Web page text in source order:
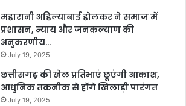
महारानी अहिल्याबाई होलकर ने समाज में
प्रशासन, न्याय और जनकल्याण की
अनुकरणीय…
July 19, 2025
छत्तीसगढ़ की खेल प्रतिभाएं छूएंगी आकाश,
आधुनिक तकनीक से होंगे खिलाड़ी पारंगत
July 19, 2025